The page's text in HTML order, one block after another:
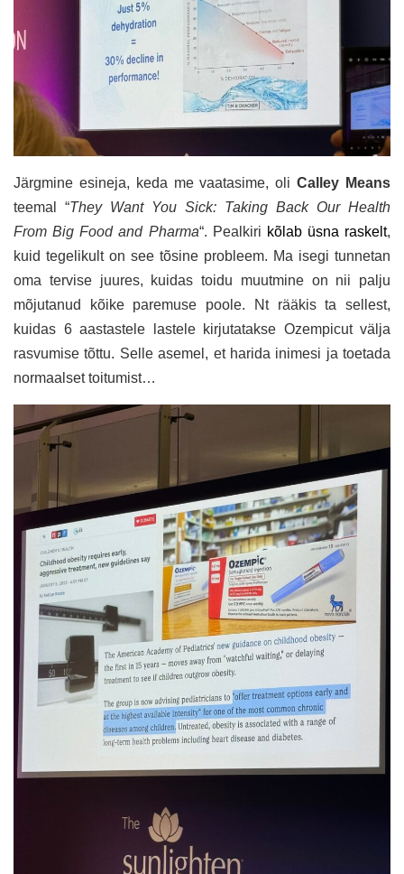
Järgmine esineja, keda me vaatasime, oliCalley Means
teemal “They Want You Sick: Taking Back Our Health
From Big Food and Pharma“. Pealkiri kõlab üsna raskelt,
kuid tegelikult on see tõsine probleem. Ma isegi tunnetan
oma tervise juures, kuidas toidu muutmine on nii palju
mõjutanud kõike paremuse poole. Nt rääkis ta sellest,
kuidas 6 aastastele lastele kirjutatakse Ozempicut välja
rasvumise tõttu. Selle asemel, et harida inimesi ja toetada
normaalset toitumist…